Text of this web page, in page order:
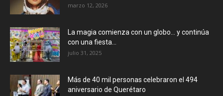
marzo 12, 2026
La magia comienza con un globo… y continúa
con una fiesta...
julio 31, 2025
Más de 40 mil personas celebraron el 494
aniversario de Querétaro